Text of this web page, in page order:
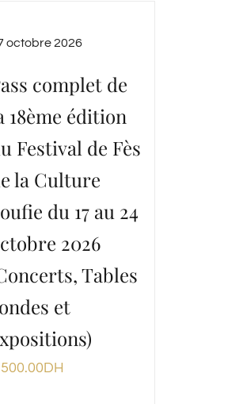
octobre 2026
complet de
18ème édition
Festival de Fès
la Culture
du 17 au 24
2026
Tables
et
DH